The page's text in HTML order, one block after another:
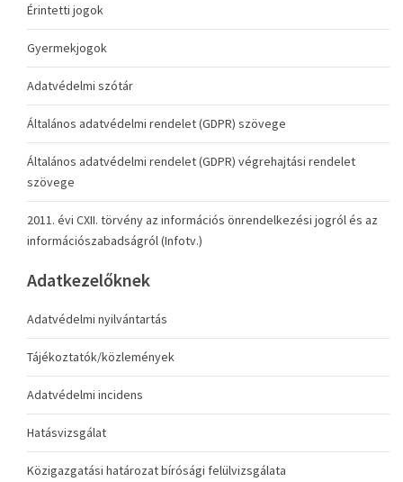
Érintetti jogok
Gyermekjogok
Adatvédelmi szótár
Általános adatvédelmi rendelet (GDPR) szövege
Általános adatvédelmi rendelet (GDPR) végrehajtási rendelet
szövege
2011. évi CXII. törvény az információs önrendelkezési jogról és az
információszabadságról (Infotv.)
Adatkezelőknek
Adatvédelmi nyilvántartás
Tájékoztatók/közlemények
Adatvédelmi incidens
Hatásvizsgálat
Közigazgatási határozat bírósági felülvizsgálata